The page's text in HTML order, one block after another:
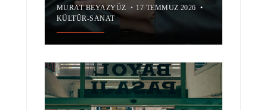
MURAT BEYAZYÜZ • 17 TEMMUZ 2026 •
KÜLTÜR-SANAT